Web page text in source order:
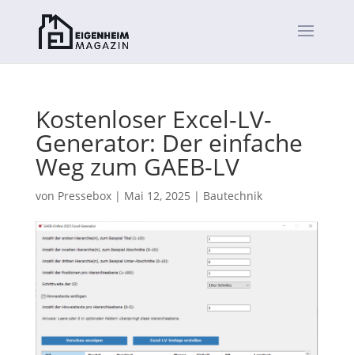
Kostenloser Excel-LV-
Generator: Der einfache
Weg zum GAEB-LV
von Pressebox| Mai 12, 2025 | Bautechnik